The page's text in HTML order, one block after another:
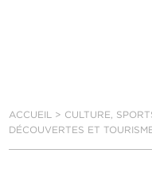
ACCUEIL > CULTURE,
DÉCOUVERTES ET